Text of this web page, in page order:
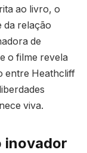
ao livro, o
da relação
de
o filme revela
entre Heathcliff
viva.
inovador